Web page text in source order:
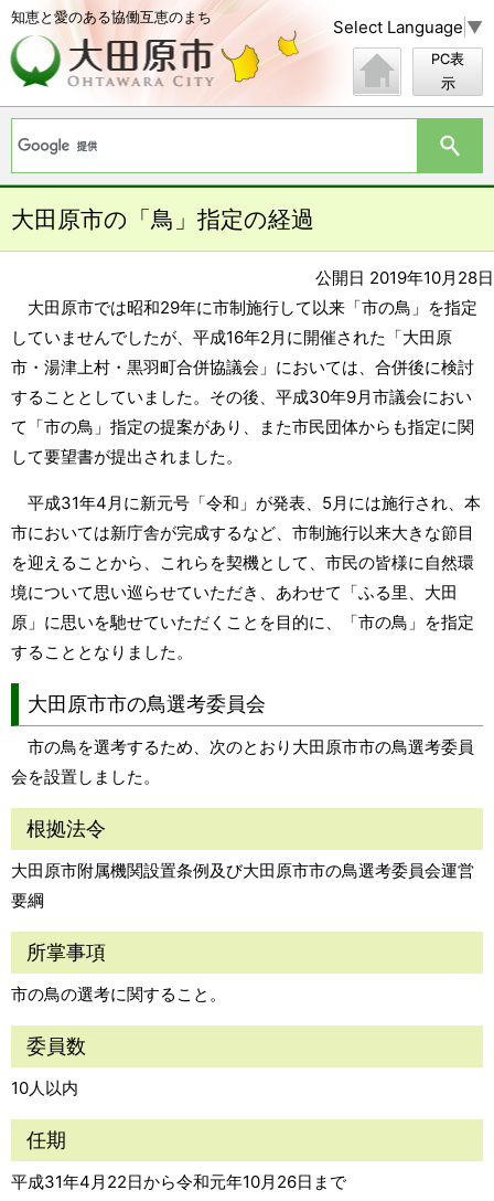
知恵と愛のある協働互恵のまち Select Language ▼
PC表
示
大田原市の「鳥」指定の経過
公開日 2019年10月28日
大田原市では昭和29年に市制施行して以来「市の鳥」を指定
していませんでしたが、平成16年2月に開催された「大田原
市・湯津上村・黒羽町合併協議会」においては、合併後に検討
することとしていました。その後、平成30年9月市議会におい
て「市の鳥」指定の提案があり、また市民団体からも指定に関
して要望書が提出されました。
平成31年4月に新元号「令和」が発表、5月には施行され、本
市においては新庁舎が完成するなど、市制施行以来大きな節目
を迎えることから、これらを契機として、市民の皆様に自然環
境について思い巡らせていただき、あわせて「ふる里、大田
原」に思いを馳せていただくことを目的に、「市の鳥」を指定
することとなりました。
大田原市市の鳥選考委員会
市の鳥を選考するため、次のとおり大田原市市の鳥選考委員
会を設置しました。
根拠法令
大田原市附属機関設置条例及び大田原市市の鳥選考委員会運営
要綱
所掌事項
市の鳥の選考に関すること。
委員数
10人以内
任期
平成31年4月22日から令和元年10月26日まで